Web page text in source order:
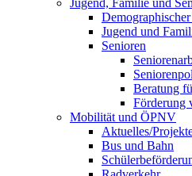
Jugend, Familie und
Jugend und
Senioren
Beratung
Förderung
Mobilität und ÖPNV
Aktuelles/
Bus und Bahn